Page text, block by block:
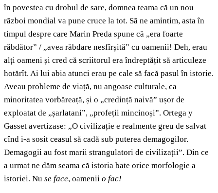
în povestea cu drobul de sare, domnea teama că un nou
război mondial va pune cruce la tot. Să ne amintim, asta în
timpul despre care Marin Preda spune că „era foarte
răbdător” / „avea răbdare nesfîrșită” cu oamenii! Deh, erau
alți oameni și cred că scriitorul era îndreptățit să articuleze
hotărît. Ai lui abia atunci erau pe cale să facă pasul în istorie.
Aveau probleme de viață, nu angoase culturale, ca
minoritatea vorbăreață, și o „credință naivă” ușor de
exploatat de „șarlatani”, „profeții mincinoși”. Ortega y
Gasset avertizase: „O civilizație e realmente greu de salvat
cînd i-a sosit ceasul să cadă sub puterea demagogilor.
Demagogii au fost marii strangulatori de civilizații”. Din ce
a urmat ne dăm seama că istoria bate orice morfologie a
istoriei. Nu se face, oamenii o fac!